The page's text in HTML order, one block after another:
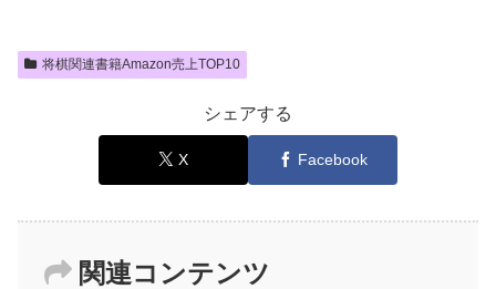
将棋関連書籍Amazon売上TOP10
シェアする
X Facebook
関連コンテンツ